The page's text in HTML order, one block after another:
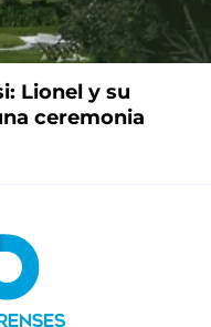
Lionel y su
ceremonia